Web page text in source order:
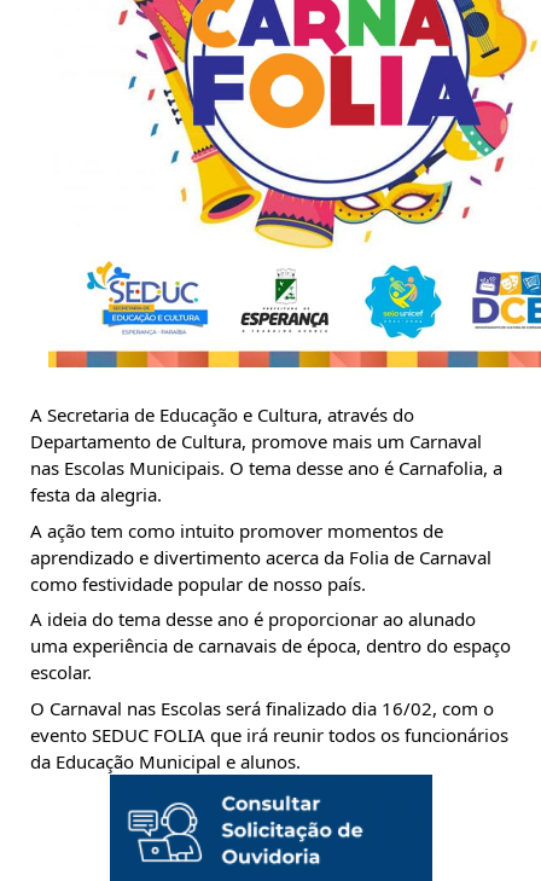
A Secretaria de Educação e Cultura, através do
Departamento de Cultura, promove mais um Carnaval
nas Escolas Municipais. O tema desse ano é Carnafolia, a
festa da alegria.
A ação tem como intuito promover momentos de
aprendizado e divertimento acerca da Folia de Carnaval
como festividade popular de nosso país.
A ideia do tema desse ano é proporcionar ao alunado
uma experiência de carnavais de época, dentro do espaço
escolar.
O Carnaval nas Escolas será finalizado dia 16/02, com o
evento SEDUC FOLIA que irá reunir todos os funcionários
da Educação Municipal e alunos.